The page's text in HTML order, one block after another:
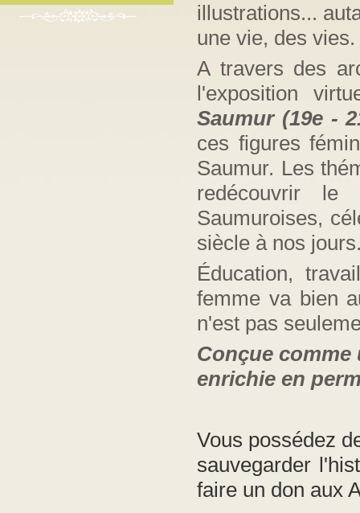
illustrations...
une vie, des vies.
A travers des
l'exposition
Saumur (19e -
ces figures
Saumur. Les
redécouvrir
Saumuroises,
siècle à nos
Éducation,
femme va bien
n'est pas
Conçue comme
enrichie en
Vous possédez
sauvegarder
faire un don aux